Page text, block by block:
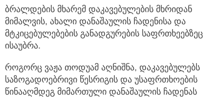
ბრალდების მხარემ დაკავებულების მხრიდან
მიმალვის, ახალი დანაშაულის ჩადენისა და
მტკიცებულებების განადგურების საფრთხეებზეც
ისაუბრა.
როგორც ვაჟა თოდუამ აღნიშნა, დაკავებულებს
საზოგადოებრივი წესრიგის და უსაფრთხოების
წინააღმდეგ მიმართული დანაშაულის ჩადენას